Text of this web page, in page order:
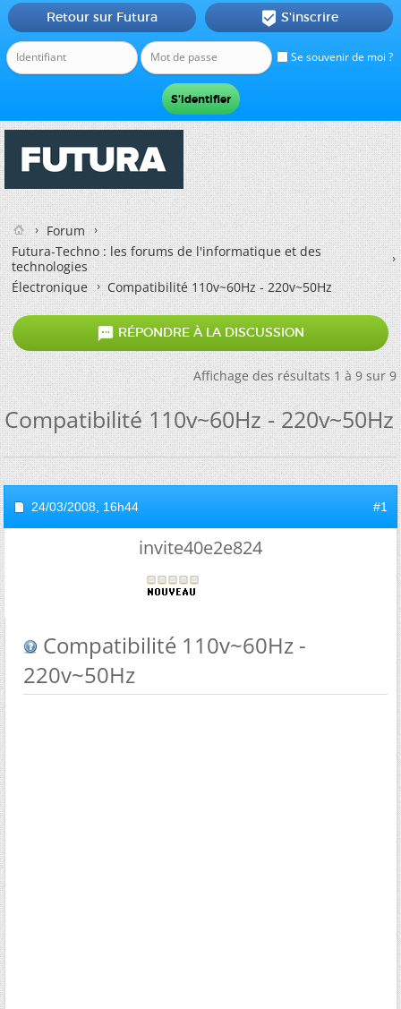
Se souvenir de moi ?
Retour sur Futura  S'inscrire
Forum
Futura-Techno : les forums de l'informatique et des
technologies
Électronique
Compatibilité 110v~60Hz - 220v~50Hz
 RÉPONDRE À LA DISCUSSION
Affichage des résultats 1 à 9 sur 9
Compatibilité 110v~60Hz - 220v~50Hz
24/03/2008, 16h44 #1
invite40e2e824
Compatibilité 110v~60Hz -
220v~50Hz